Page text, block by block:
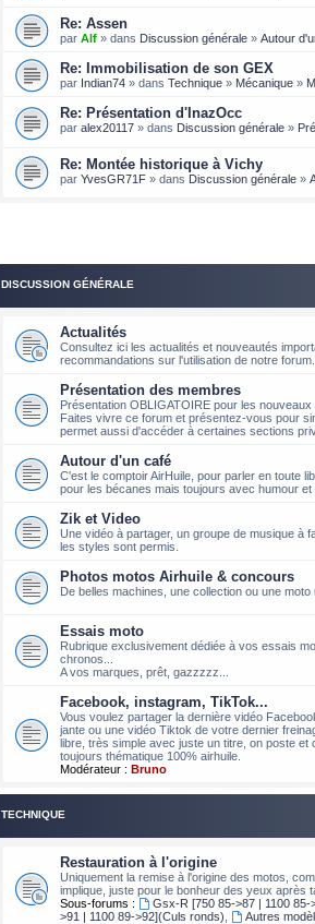
Re: Assen
par Alf » dans Discussion générale » Autour
Re: Immobilisation de son GEX
par Indian74 » dans Technique » Mécanique »
Re: Présentation d'InazOcc
par alex20117 » dans Discussion générale »
Re: Montée historique à Vichy
par YvesGR71F » dans Discussion générale »
DISCUSSION GÉNÉRALE
Actualités
Consultez ici les actualités et nouveautés
recommandations sur l'utilisation de notre forum.
Présentation des membres
Présentation OBLIGATOIRE pour les nouveaux
Faites vivre ce forum et présentez-vous pour
permet aussi d'accéder à certaines sections
Autour d'un café
C'est le comptoir AirHuile, pour parler en toute
pour les bécanes mais toujours avec humour et
Zik et Video
Une vidéo à partager, un groupe de musique à
les styles sont permis.
Photos motos Airhuile & concours
De belles machines, une collection ou une
Essais moto
Rubrique exclusivement dédiée à vos essais
chronos...
A vos marques, prêt, gazzzzz...
Facebook, instagram, TikTok...
Vous voulez partager la dernière vidéo
jante ou une vidéo Tiktok de votre dernier
libre, très simple avec juste un titre, on poste
toujours thématique 100% airhuile.
Modérateur : Bruno
TECHNIQUE
Restauration à l'origine
Uniquement la remise à l'origine des motos,
implique, juste pour le bonheur des yeux après
Sous-forums :
Gsx-R [750 85->87 | 1100
>91 | 1100 89->92](Culs ronds)
Autres